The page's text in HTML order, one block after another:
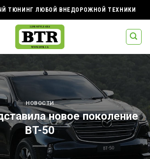
ТЮНИНГ ЛЮБОЙ ВНЕДОРОЖНОЙ ТЕХНИКИ
НОВОСТИ
новое поколение
BT-50